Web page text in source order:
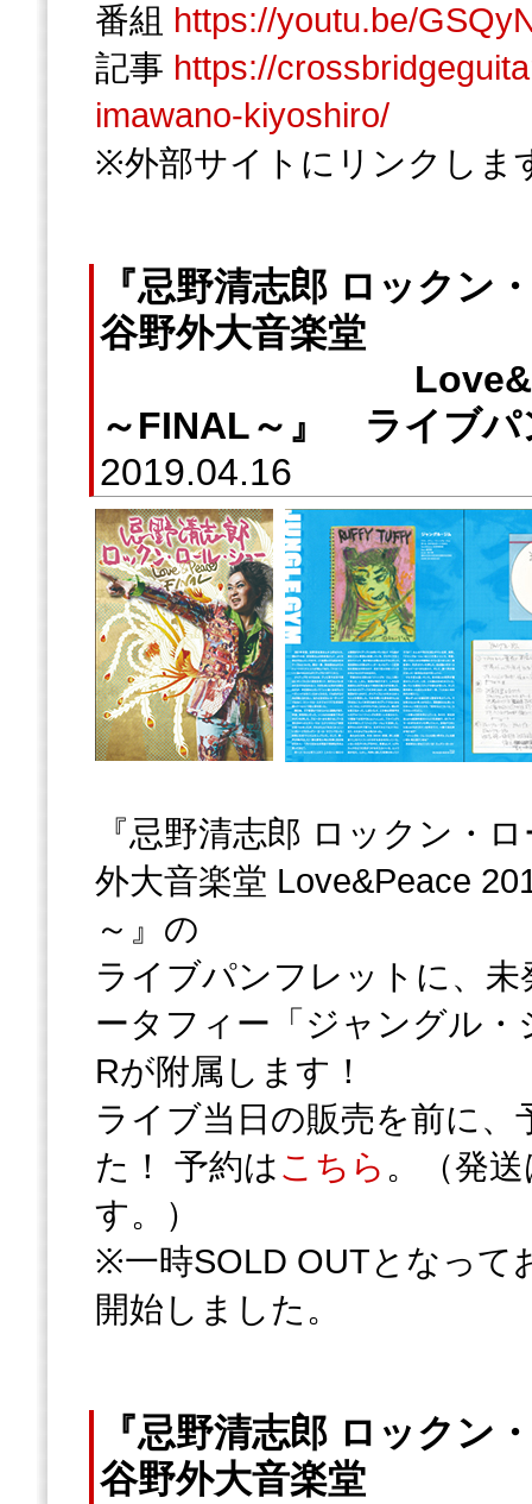
番組 https://youtu.be/
記事 https://
imawano-kiyoshiro/
※外部サイトにリンクしま
『忌野清志郎 ロックン
谷野外大音楽堂
Love&Peace
～FINAL～』 ライブ
2019.04.16
『忌野清志郎 ロックン・
外大音楽堂 Love&Peace
～』の
ライブパンフレットに、
ータフィー「ジャングル
Rが附属します！
ライブ当日の販売を前に、
た！ 予約はこちら 。（発
す。）
※一時SOLD OUTとなって
開始しました。
『忌野清志郎 ロックン
谷野外大音楽堂